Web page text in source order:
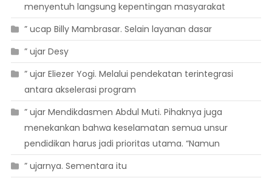
menyentuh langsung kepentingan masyarakat
” ucap Billy Mambrasar. Selain layanan dasar
” ujar Desy
” ujar Eliezer Yogi. Melalui pendekatan terintegrasi
antara akselerasi program
” ujar Mendikdasmen Abdul Muti. Pihaknya juga
menekankan bahwa keselamatan semua unsur
pendidikan harus jadi prioritas utama. “Namun
” ujarnya. Sementara itu